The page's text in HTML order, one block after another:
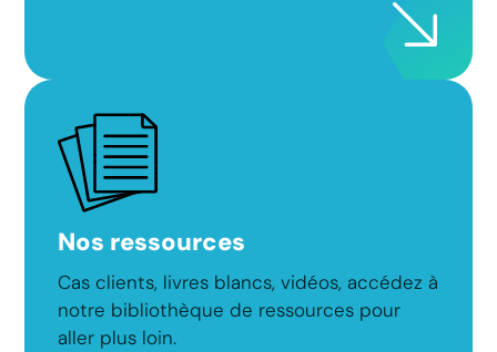
Nos ressources
Cas clients, livres blancs, vidéos, accédez à
notre bibliothèque de ressources pour
aller plus loin.